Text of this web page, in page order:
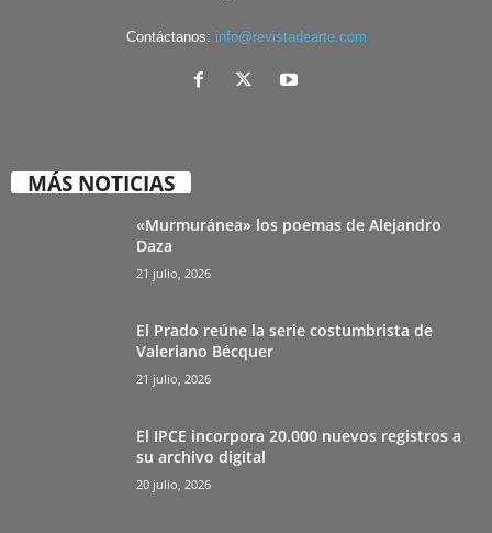
Contáctanos: info@revistadearte.com
MÁS NOTICIAS
«Murmuránea» los poemas de Alejandro
Daza
21 julio, 2026
El Prado reúne la serie costumbrista de
Valeriano Bécquer
21 julio, 2026
El IPCE incorpora 20.000 nuevos registros a
su archivo digital
20 julio, 2026